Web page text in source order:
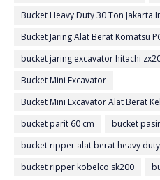
Bucket Heavy Duty 30 Ton Jakarta
Bucket Jaring Alat Berat Komatsu
bucket jaring excavator hitachi
Bucket Mini Excavator
Bucket Mini Excavator Alat Berat
bucket parit 60 cm
bucket pasir
bucket ripper alat berat heavy duty
bucket ripper kobelco sk200